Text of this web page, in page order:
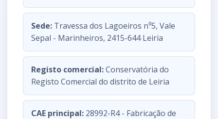
Sede: Travessa dos Lagoeiros n⁰5, Vale
Sepal - Marinheiros, 2415-644 Leiria
Registo comercial:Conservatória do
Registo Comercial do distrito de Leiria
CAE principal: 28992-R4 - Fabricação de